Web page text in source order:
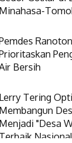
Minahasa-
Bersih
Lerry Tering
Membangun
Menjadi "Desa
Terbaik